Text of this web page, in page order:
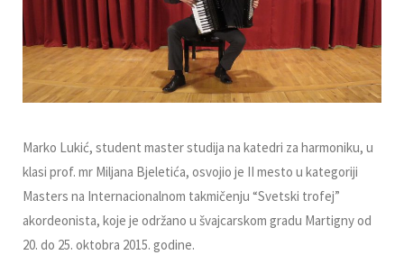
Marko Lukić, student master studija na katedri za harmoniku, u
klasi prof. mr Miljana Bjeletića, osvojio je II mesto u kategoriji
Masters na Internacionalnom takmičenju “Svetski trofej”
akordeonista, koje je održano u švajcarskom gradu Martigny od
20. do 25. oktobra 2015. godine.